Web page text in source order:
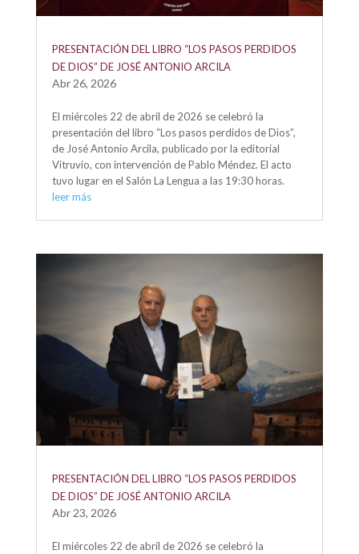
PRESENTACIÓN DEL LIBRO “LOS PASOS PERDIDOS
DE DIOS” DE JOSÉ ANTONIO ARCILA
Abr 26, 2026
El miércoles 22 de abril de 2026 se celebró la
presentación del libro “Los pasos perdidos de Dios”,
de José Antonio Arcila, publicado por la editorial
Vitruvio, con intervención de Pablo Méndez. El acto
tuvo lugar en el Salón La Lengua a las 19:30 horas.
leer más
PRESENTACIÓN DEL LIBRO “LOS PASOS PERDIDOS
DE DIOS” DE JOSÉ ANTONIO ARCILA
Abr 23, 2026
El miércoles 22 de abril de 2026 se celebró la